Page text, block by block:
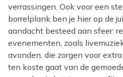
verrassingen. Ook voor een
borrelplank ben je hier op de
aandacht besteed aan sfeer:
evenementen, zoals
avonden, die zorgen voor
ten koste gaat van de